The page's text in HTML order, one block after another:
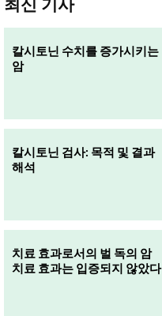
칼시토닌 수치를 증가시키는
암
칼시토닌 검사: 목적 및 결과
해석
치료 효과로서의 벌 독의 암
치료 효과는 입증되지 않았다